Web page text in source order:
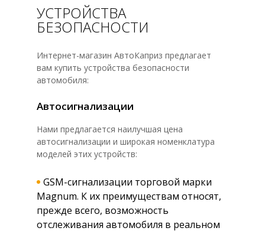
УСТРОЙСТВА
БЕЗОПАСНОСТИ
Интернет-магазин АвтоКаприз предлагает
вам купить устройства безопасности
автомобиля:
Автосигнализации
Нами предлагается наилучшая цена
автосигнализации и широкая номенклатура
моделей этих устройств:
GSM-сигнализации торговой марки
Magnum. К их преимуществам относят,
прежде всего, возможность
отслеживания автомобиля в реальном